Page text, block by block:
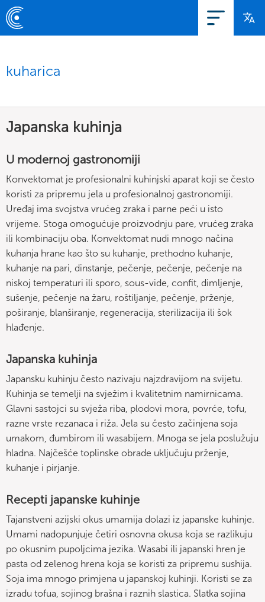
kuharica
Japanska kuhinja
U modernoj gastronomiji
Konvektomat je profesionalni kuhinjski aparat koji se često
koristi za pripremu jela u profesionalnoj gastronomiji.
Uređaj ima svojstva vrućeg zraka i parne peći u isto
vrijeme. Stoga omogućuje proizvodnju pare, vrućeg zraka
ili kombinaciju oba. Konvektomat nudi mnogo načina
kuhanja hrane kao što su kuhanje, prethodno kuhanje,
kuhanje na pari, dinstanje, pečenje, pečenje, pečenje na
niskoj temperaturi ili sporo, sous-vide, confit, dimljenje,
sušenje, pečenje na žaru, roštiljanje, pečenje, prženje,
poširanje, blanširanje, regeneracija, sterilizacija ili šok
hlađenje.
Japanska kuhinja
Japansku kuhinju često nazivaju najzdravijom na svijetu.
Kuhinja se temelji na svježim i kvalitetnim namirnicama.
Glavni sastojci su svježa riba, plodovi mora, povrće, tofu,
razne vrste rezanaca i riža. Jela su često začinjena soja
umakom, đumbirom ili wasabijem. Mnoga se jela poslužuju
hladna. Najčešće toplinske obrade uključuju prženje,
kuhanje i pirjanje.
Recepti japanske kuhinje
Tajanstveni azijski okus umamija dolazi iz japanske kuhinje.
Umami nadopunjuje četiri osnovna okusa koja se razlikuju
po okusnim pupoljcima jezika. Wasabi ili japanski hren je
pasta od zelenog hrena koja se koristi za pripremu sushija.
Soja ima mnogo primjena u japanskoj kuhinji. Koristi se za
izradu tofua, sojinog brašna i raznih slastica. Slatka sojina